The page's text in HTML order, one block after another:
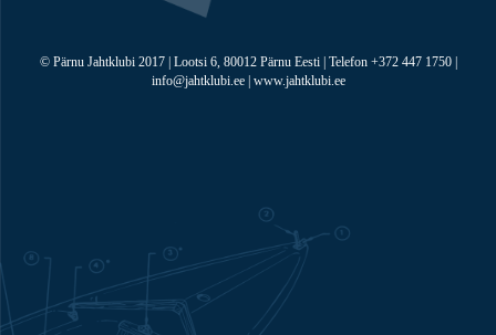
© Pärnu Jahtklubi 2017 | Lootsi 6, 80012 Pärnu Eesti | Telefon +372 447 1750 |
info@jahtklubi.ee | www.jahtklubi.ee